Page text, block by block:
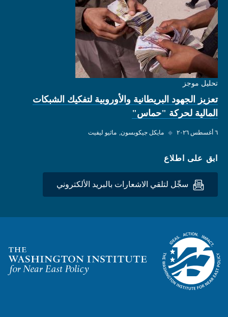
تحليل موجز
تعزيز الجهود البريطانية والأوروبية لتفكيك الشبكات
المالية لحركة "حماس"
٦ أغسطس ٢٠٢٦ ◆ مايكل جيكوبسون ماثيو ليفيت
ابق على اطلاع
سجِّل لتلقي الاشعارات بالبريد الألكتروني
Homepage